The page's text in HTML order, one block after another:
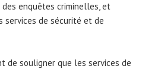
enquêtes criminelles, et
services de sécurité et de
de souligner que les services de